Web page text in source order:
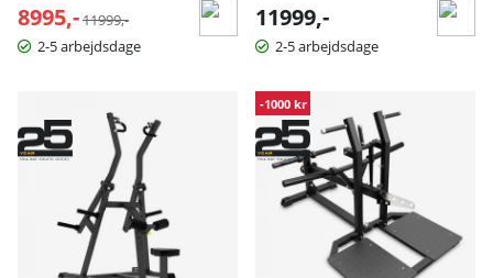
8995,- Normalpris:
11999,-
2-5 arbejdsdage
11999,-
2-5 arbejdsdage
-1000 kr